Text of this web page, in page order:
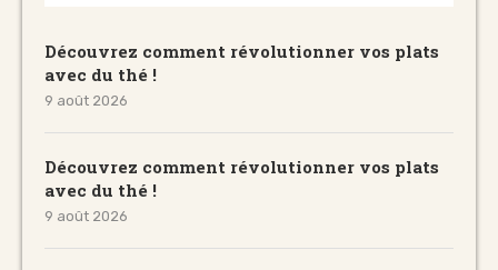
Découvrez comment révolutionner vos plats
avec du thé !
9 août 2026
Découvrez comment révolutionner vos plats
avec du thé !
9 août 2026